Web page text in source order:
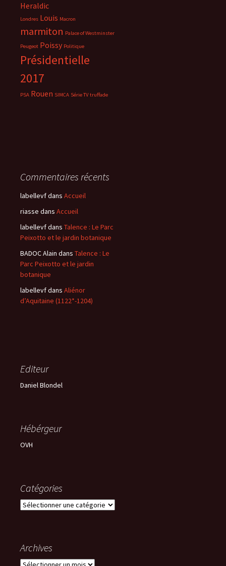
Heraldic
Londres Louis Macron
marmiton Palace of Westminster
Peugeot Poissy Politique
Présidentielle
2017
PSA Rouen SIMCA Série TV truffade
Commentaires récents
labellevfdans Accueil
riasse dans Accueil
labellevfdans Talence : Le Parc
Peixotto et le jardin botanique
BADOC Alain dans Talence : Le
Parc Peixotto et le jardin
botanique
labellevfdans Aliénor
d’Aquitaine (1122*-1204)
Editeur
Daniel Blondel
Hébérgeur
OVH
Catégories
Catégories
Archives
Archives